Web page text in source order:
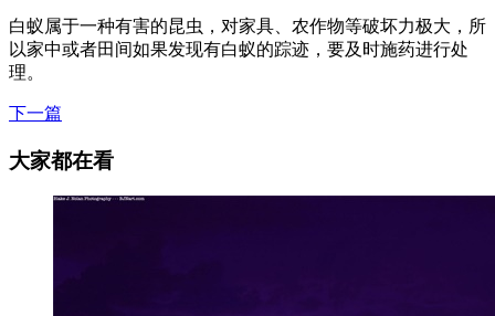
白蚁属于一种有害的昆虫，对家具、农作物等破坏力极大，所
以家中或者田间如果发现有白蚁的踪迹，要及时施药进行处
理。
下一篇
大家都在看